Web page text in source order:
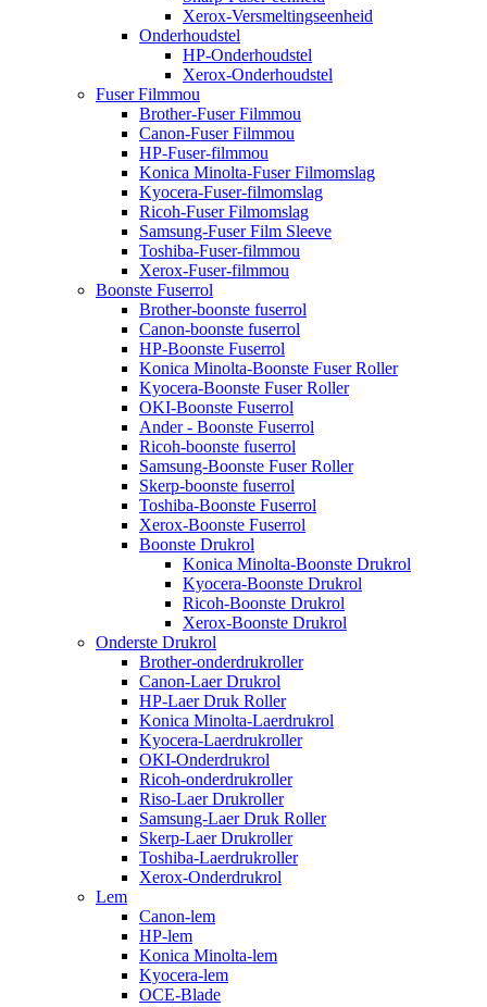
Xerox-Versmeltingseenheid
Onderhoudstel
HP-Onderhoudstel
Xerox-Onderhoudstel
Fuser Filmmou
Brother-Fuser Filmmou
Canon-Fuser Filmmou
HP-Fuser-filmmou
Konica Minolta-Fuser Filmomslag
Kyocera-Fuser-filmomslag
Ricoh-Fuser Filmomslag
Samsung-Fuser Film Sleeve
Toshiba-Fuser-filmmou
Xerox-Fuser-filmmou
Boonste Fuserrol
Brother-boonste fuserrol
Canon-boonste fuserrol
HP-Boonste Fuserrol
Konica Minolta-Boonste Fuser Roller
Kyocera-Boonste Fuser Roller
OKI-Boonste Fuserrol
Ander - Boonste Fuserrol
Ricoh-boonste fuserrol
Samsung-Boonste Fuser Roller
Skerp-boonste fuserrol
Toshiba-Boonste Fuserrol
Xerox-Boonste Fuserrol
Boonste Drukrol
Konica Minolta-Boonste Drukrol
Kyocera-Boonste Drukrol
Ricoh-Boonste Drukrol
Xerox-Boonste Drukrol
Onderste Drukrol
Brother-onderdrukroller
Canon-Laer Drukrol
HP-Laer Druk Roller
Konica Minolta-Laerdrukrol
Kyocera-Laerdrukroller
OKI-Onderdrukrol
Ricoh-onderdrukroller
Riso-Laer Drukroller
Samsung-Laer Druk Roller
Skerp-Laer Drukroller
Toshiba-Laerdrukroller
Xerox-Onderdrukrol
Lem
Canon-lem
HP-lem
Konica Minolta-lem
Kyocera-lem
OCE-Blade